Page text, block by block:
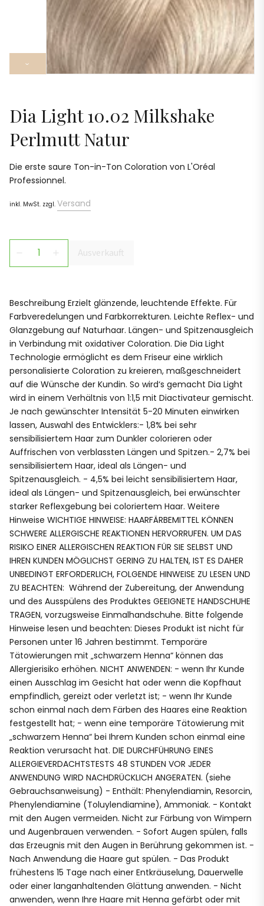
›
Dia Light 10.02 Milkshake
Perlmutt Natur
Die erste saure Ton-in-Ton Coloration von L'Oréal
Professionnel.
inkl. MwSt. zzgl. Versand
Ausverkauft
Beschreibung Erzielt glänzende, leuchtende Effekte. Für
Farbveredelungen und Farbkorrekturen. Leichte Reflex- und
Glanzgebung auf Naturhaar. Längen- und Spitzenausgleich
in Verbindung mit oxidativer Coloration. Die Dia Light
Technologie ermöglicht es dem Friseur eine wirklich
personalisierte Coloration zu kreieren, maßgeschneidert
auf die Wünsche der Kundin. So wird‘s gemacht Dia Light
wird in einem Verhältnis von 1:1,5 mit Diactivateur gemischt.
Je nach gewünschter Intensität 5-20 Minuten einwirken
lassen, Auswahl des Entwicklers:- 1,8% bei sehr
sensibilisiertem Haar zum Dunkler colorieren oder
Auffrischen von verblassten Längen und Spitzen.- 2,7% bei
sensibilisiertem Haar, ideal als Längen- und
Spitzenausgleich. - 4,5% bei leicht sensibilisiertem Haar,
ideal als Längen- und Spitzenausgleich, bei erwünschter
starker Reflexgebung bei coloriertem Haar. Weitere
Hinweise WICHTIGE HINWEISE: HAARFÄRBEMITTEL KÖNNEN
SCHWERE ALLERGISCHE REAKTIONEN HERVORRUFEN. UM DAS
RISIKO EINER ALLERGISCHEN REAKTION FÜR SIE SELBST UND
IHREN KUNDEN MÖGLICHST GERING ZU HALTEN, IST ES DAHER
UNBEDINGT ERFORDERLICH, FOLGENDE HINWEISE ZU LESEN UND
ZU BEACHTEN: Während der Zubereitung, der Anwendung
und des Ausspülens des Produktes GEEIGNETE HANDSCHUHE
TRAGEN, vorzugsweise Einmalhandschuhe. Bitte folgende
Hinweise lesen und beachten: Dieses Produkt ist nicht für
Personen unter 16 Jahren bestimmt. Temporäre
Tätowierungen mit „schwarzem Henna“ können das
Allergierisiko erhöhen. NICHT ANWENDEN: - wenn Ihr Kunde
einen Ausschlag im Gesicht hat oder wenn die Kopfhaut
empfindlich, gereizt oder verletzt ist; - wenn Ihr Kunde
schon einmal nach dem Färben des Haares eine Reaktion
festgestellt hat; - wenn eine temporäre Tätowierung mit
„schwarzem Henna“ bei Ihrem Kunden schon einmal eine
Reaktion verursacht hat. DIE DURCHFÜHRUNG EINES
ALLERGIEVERDACHTSTESTS 48 STUNDEN VOR JEDER
ANWENDUNG WIRD NACHDRÜCKLICH ANGERATEN. (siehe
Gebrauchsanweisung) - Enthält: Phenylendiamin, Resorcin,
Phenylendiamine (Toluylendiamine), Ammoniak. - Kontakt
mit den Augen vermeiden. Nicht zur Färbung von Wimpern
und Augenbrauen verwenden. - Sofort Augen spülen, falls
das Erzeugnis mit den Augen in Berührung gekommen ist. -
Nach Anwendung die Haare gut spülen. - Das Produkt
frühestens 15 Tage nach einer Entkräuselung, Dauerwelle
oder einer langanhaltenden Glättung anwenden. - Nicht
anwenden, wenn Ihre Haare mit Henna gefärbt oder mit